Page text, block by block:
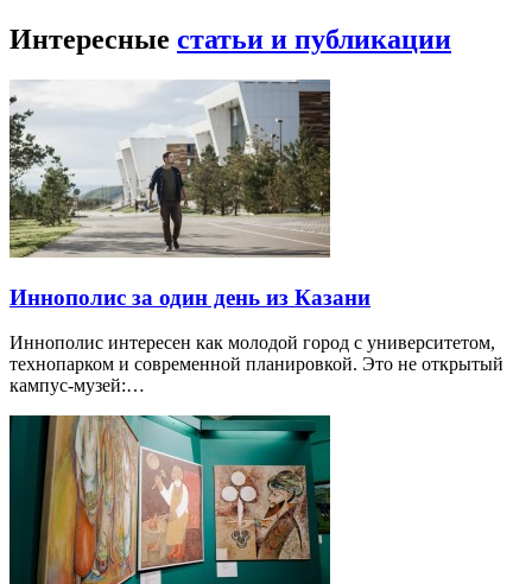
Интересные статьи и публикации
Иннополис за один день из Казани
Иннополис интересен как молодой город с университетом,
технопарком и современной планировкой. Это не открытый
кампус-музей:…